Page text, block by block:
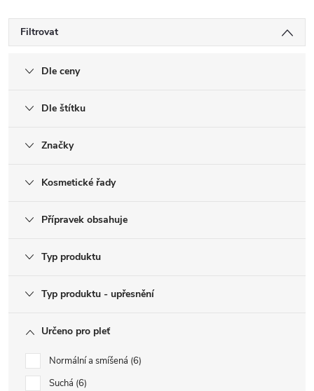
Filtrovat
Dle ceny
Dle štítku
Značky
Kosmetické řady
Přípravek obsahuje
Typ produktu
Typ produktu - upřesnění
Určeno pro pleť
Normální a smíšená 6
Suchá 6